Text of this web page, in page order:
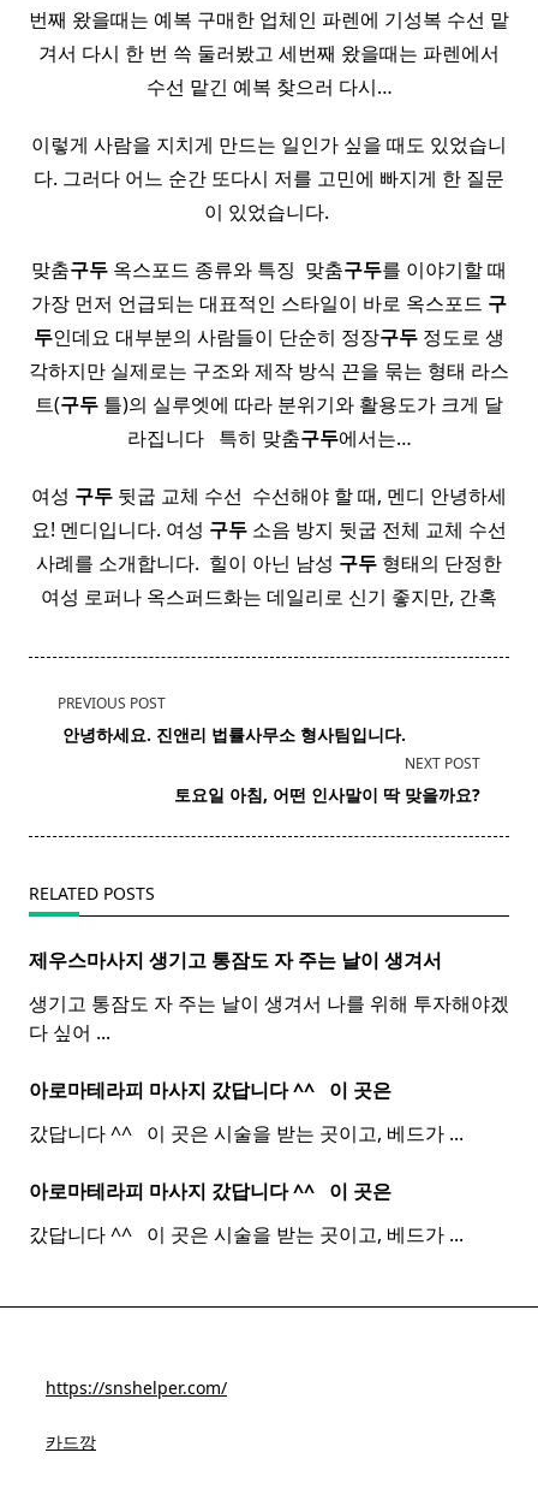
번째 왔을때는 예복 구매한 업체인 파렌에 기성복 수선 맡
겨서 다시 한 번 쓱 둘러봤고 세번째 왔을때는 파렌에서
수선 맡긴 예복 찾으러 다시…
이렇게 사람을 지치게 만드는 일인가 싶을 때도 있었습니
다. 그러다 어느 순간 또다시 저를 고민에 빠지게 한 질문
이 있었습니다. ​
맞춤구두 옥스포드 종류와 특징 ​ 맞춤구두를 이야기할 때
가장 먼저 언급되는 대표적인 스타일이 바로 옥스포드 구
두인데요 대부분의 사람들이 단순히 정장구두 정도로 생
각하지만 실제로는 구조와 제작 방식 끈을 묶는 형태 라스
트(구두 틀)의 실루엣에 따라 분위기와 활용도가 크게 달
라집니다 ​ ​ 특히 맞춤구두에서는…
여성 구두 뒷굽 교체 수선 ​ 수선해야 할 때, 멘디 안녕하세
요! 멘디입니다. 여성 구두 소음 방지 뒷굽 전체 교체 수선
사례를 소개합니다. ​ 힐이 아닌 남성 구두 형태의 단정한
여성 로퍼나 옥스퍼드화는 데일리로 신기 좋지만, 간혹
<span
class="nav-
text">Page</span>
PREVIOUS POST
​ 안녕하세요. 진앤리 법률사무소 형사팀입니다. ​
NEXT POST
토요일 아침, 어떤 인사말이 딱 맞을까요?
RELATED POSTS
제우스마사지 생기고 통잠도 자 주는 날이 생겨서
생기고 통잠도 자 주는 날이 생겨서 나를 위해 투자해야겠
다 싶어 ...
아로마테라피 마사지 갔답니다 ^^ ​ ​ 이 곳은
갔답니다 ^^ ​ ​ 이 곳은 시술을 받는 곳이고, 베드가 ...
아로마테라피 마사지 갔답니다 ^^ ​ ​ 이 곳은
갔답니다 ^^ ​ ​ 이 곳은 시술을 받는 곳이고, 베드가 ...
https://snshelper.com/
카드깡